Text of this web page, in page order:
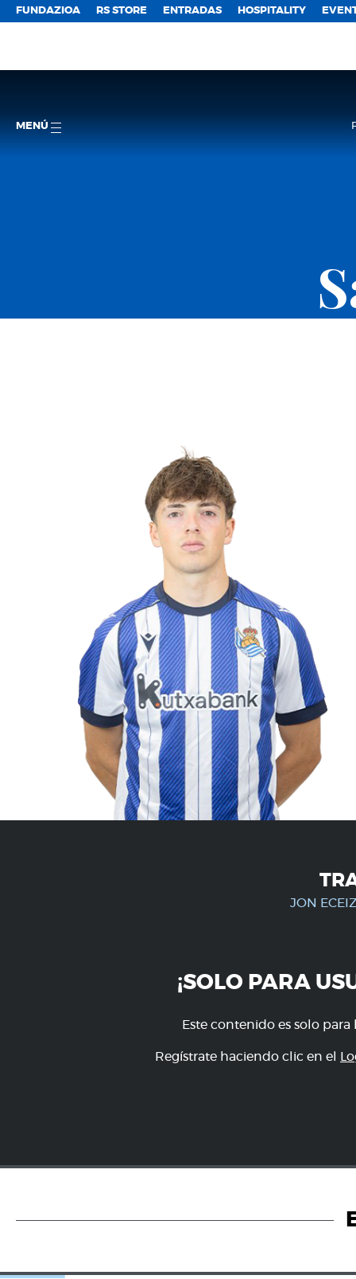
FUNDAZIOA RS STORE ENTRADAS HOSPITALITY
MENÚ
JON
¡SOLO PARA
Este contenido es solo
Regístrate haciendo clic en el